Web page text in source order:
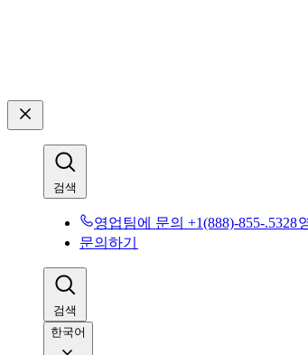
검색​​
영업팀에 문의 +1(888)-855-.5328​​
문의하기​​
검색​​
한국어